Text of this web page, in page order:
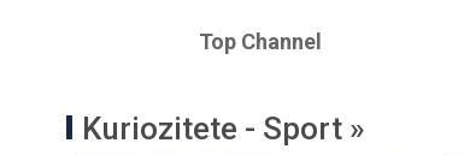
Top Channel
Kuriozitete - Sport »